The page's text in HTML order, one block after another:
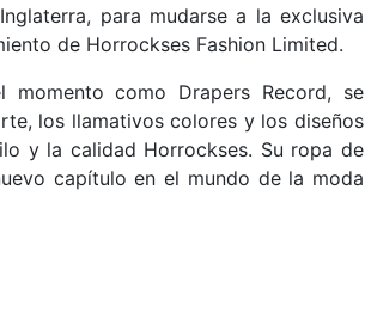
para mudarse a la exclusiva
de Horrockses Fashion Limited.
como Drapers Record, se
los llamativos colores y los diseños
y la calidad Horrockses. Su ropa de
capítulo en el mundo de la moda